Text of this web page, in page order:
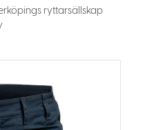
ryttarsällskap